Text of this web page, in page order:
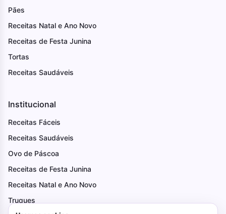
Pães
Receitas Natal e Ano Novo
Receitas de Festa Junina
Tortas
Receitas Saudáveis
Institucional
Receitas Fáceis
Receitas Saudáveis
Ovo de Páscoa
Receitas de Festa Junina
Receitas Natal e Ano Novo
Truques